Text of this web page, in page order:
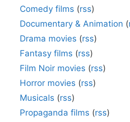
Comedy films (rss)
Documentary & Animation (
Drama movies (rss)
Fantasy films (rss)
Film Noir movies (rss)
Horror movies (rss)
Musicals (rss)
Propaganda films (rss)